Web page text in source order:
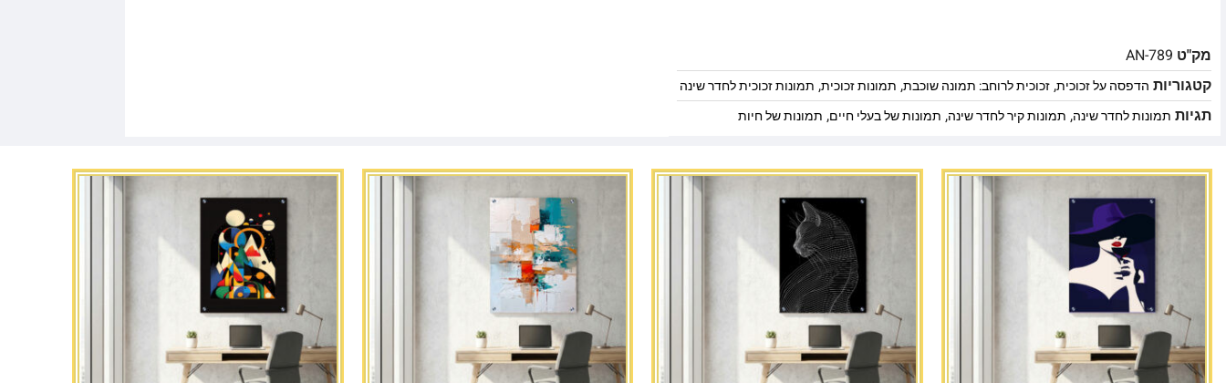
מק"ט AN-789
קטגוריות הדפסה על זכוכית,זכוכית לרוחב: תמונה שוכבת, תמונות זכוכית, תמונות זכוכית לחדר שינה
תגיות תמונות לחדר שינה, תמונות קיר לחדר שינה, תמונות של בעלי חיים, תמונות של חיות